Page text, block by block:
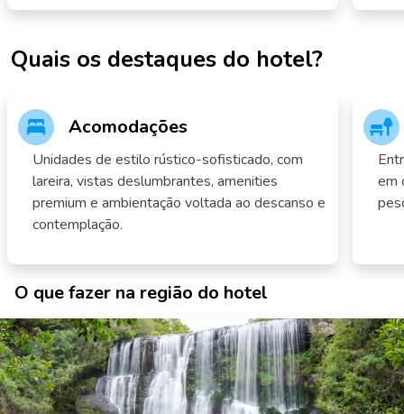
Quais os destaques do hotel?
Acomodações
Unidades de estilo rústico-sofisticado, com
lareira, vistas deslumbrantes, amenities
premium e ambientação voltada ao descanso e
contemplação.
em
O que fazer na região do hotel